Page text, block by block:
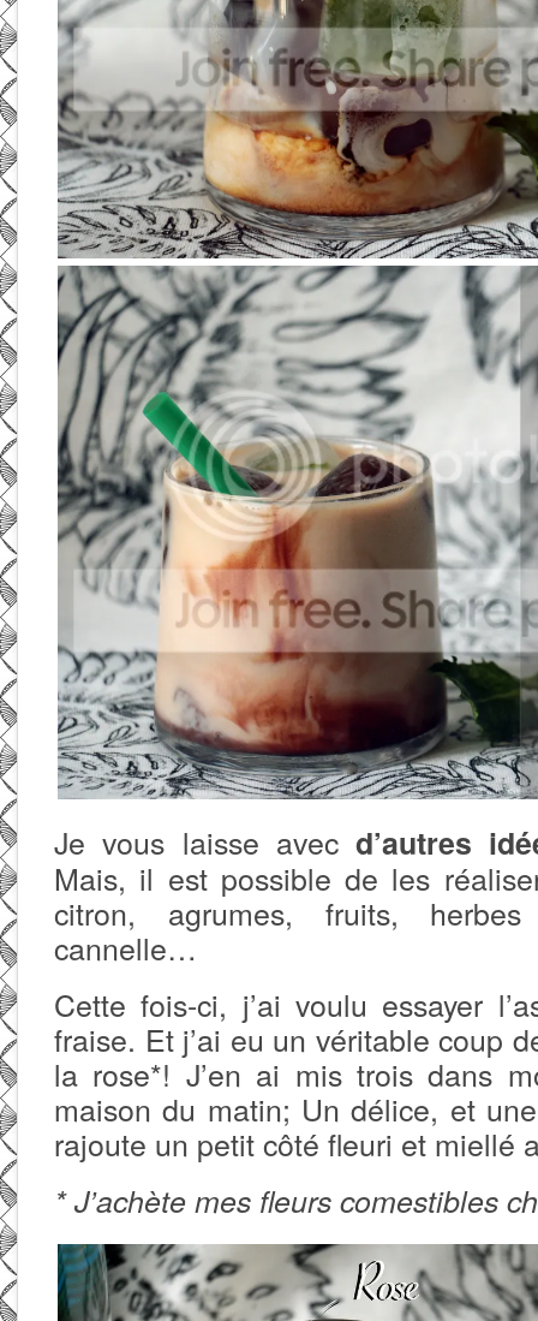
Je vous laisse avecd’autres
Mais, il est possible de les
citron, agrumes, fruits, herbes
cannelle…
Cette fois-ci, j’ai voulu essayer
fraise. Et j’ai eu un véritable coup
la rose*! J’en ai mis trois dans
maison du matin; Un délice, et
rajoute un petit côté fleuri et miellé
* J’achète mes fleurs comestibles